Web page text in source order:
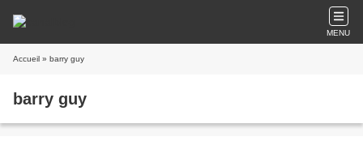
MENU
Accueil » barry guy
barry guy